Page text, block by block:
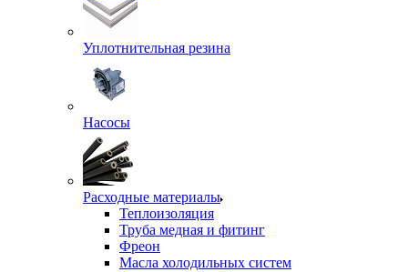
Уплотнительная резина
Насосы
Расходные материалы
Теплоизоляция
Труба медная и фитинг
Фреон
Масла холодильных систем